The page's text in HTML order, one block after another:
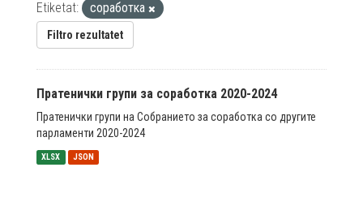
Etiketat:
соработка
Filtro rezultatet
Пратенички групи за соработка 2020-2024
Пратенички групи на Собранието за соработка со другите
парламенти 2020-2024
XLSX JSON